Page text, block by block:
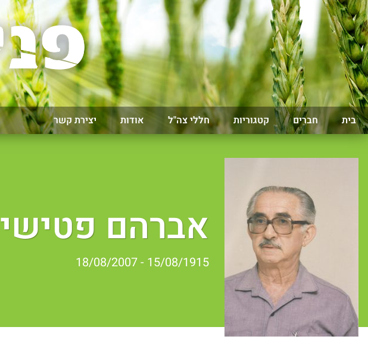
בית חברים קטגוריות חללי צה"ל אודות יצירת קשר
אברהם פטישי
15/08/1915 - 18/08/2007